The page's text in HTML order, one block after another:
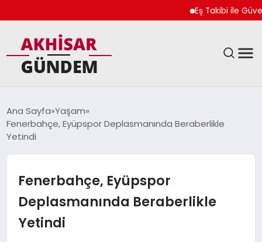
Eş Takibi ile
DÜNYA
TEKNOLOJI
Ana Sayfa Yaşam
Fenerbahçe, Eyüpspor Deplasmanında Beraberlikle
Yetindi
Fenerbahçe, Eyüpspor
Deplasmanında Beraberlikle
Yetindi